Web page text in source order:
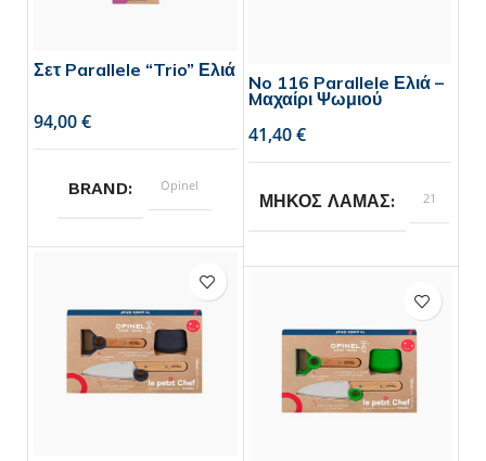
Σετ Parallele “Trio” Ελιά
€
BRAND Opinel
No 116 Parallele Ελιά –
Mαχαίρι Ψωμιού
€
ΜΗΚΟΣ ΛΑΜΑΣ 21
ΣΥΣΚΕΥΑΣΙΑ
1
τεμάχιο,
τεμάχια